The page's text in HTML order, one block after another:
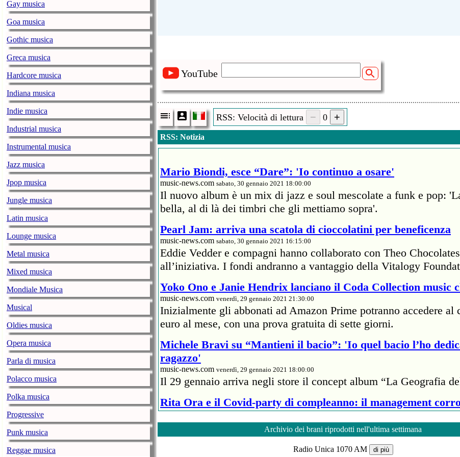
Gay musica
Goa musica
Gothic musica
Greca musica
Hardcore musica
Indiana musica
Indie musica
Industrial musica
Instrumental musica
Jazz musica
Jpop musica
Jungle musica
Latin musica
Lounge musica
Metal musica
Mixed musica
Mondiale Musica
Musical
Oldies musica
Opera musica
Parla di musica
Polacco musica
Polka musica
Progressive
Punk musica
Reggae musica
YouTube
RSS: Velocità di lettura 0
RSS: Notizia
Mario Biondi, esce “Dare”: 'Io continuo a osare'
music-news.com sabato, 30 gennaio 2021 18:00:00
Il nuovo album è un mix di jazz e soul mescolate a funk e pop:
bella, al di là dei timbri che gli mettiamo sopra'.
Pearl Jam: arriva una scatola di cioccolatini per beneficenza
music-news.com sabato, 30 gennaio 2021 16:15:00
Eddie Vedder e compagni hanno collaborato con Theo Chocolates
all’iniziativa. I fondi andranno a vantaggio della Vitalogy
Yoko Ono e Janie Hendrix lanciano il Coda Collection music
music-news.com venerdì, 29 gennaio 2021 21:30:00
Inizialmente gli abbonati ad Amazon Prime potranno accedere al
euro al mese, con una prova gratuita di sette giorni.
Michele Bravi su “Mantieni il bacio”: 'Io quel bacio l’ho
ragazzo'
music-news.com venerdì, 29 gennaio 2021 18:00:00
Il 29 gennaio arriva negli store il concept album “La Geografia
Rita Ora e il Covid-party di compleanno: il management
ristoratore
venerdì, 29 gennaio 2021 18:00:00
Un rappresentante della cantante britannica ha passato 7mila
6mila euro) al proprietario di un ristorante per infrangere il
Archivio dei brani riprodotti nell'ultima settimana
Radio Unica 1070 AM di più